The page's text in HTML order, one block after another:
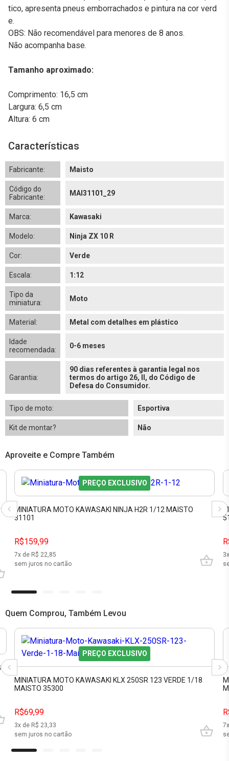
tico, apresenta pneus emborrachados e pintura na cor verd
e.
OBS: Não recomendável para menores de 8 anos.
Não acompanha base.
Tamanho aproximado:
Comprimento: 16,5 cm
Largura: 6,5 cm
Altura: 6 cm
Características
Fabricante: Maisto
Código do
Fabricante:
MAI31101_29
Marca: Kawasaki
Modelo: Ninja ZX 10 R
Cor: Verde
Escala: 1:12
Tipo da
miniatura:
Moto
Material: Metal com detalhes em plástico
Idade
recomendada:
0-6 meses
Garantia:
90 dias referentes à garantia legal nos
termos do artigo 26, II, do Código de
Defesa do Consumidor.
Tipo de moto: Esportiva
Kit de montar? Não
Aproveite e Compre Também
PREÇO EXCLUSIVO
MINIATURA MOTO KAWASAKI NINJA H2R 1/12 MAISTO
31101
R$159,99
7x de R$ 22,85
sem juros no cartão
3
Quem Comprou, Também Levou
PREÇO EXCLUSIVO
MINIATURA MOTO KAWASAKI KLX 250SR 123 VERDE 1/18
MAISTO 35300
R$69,99
3x de R$ 23,33
sem juros no cartão
7